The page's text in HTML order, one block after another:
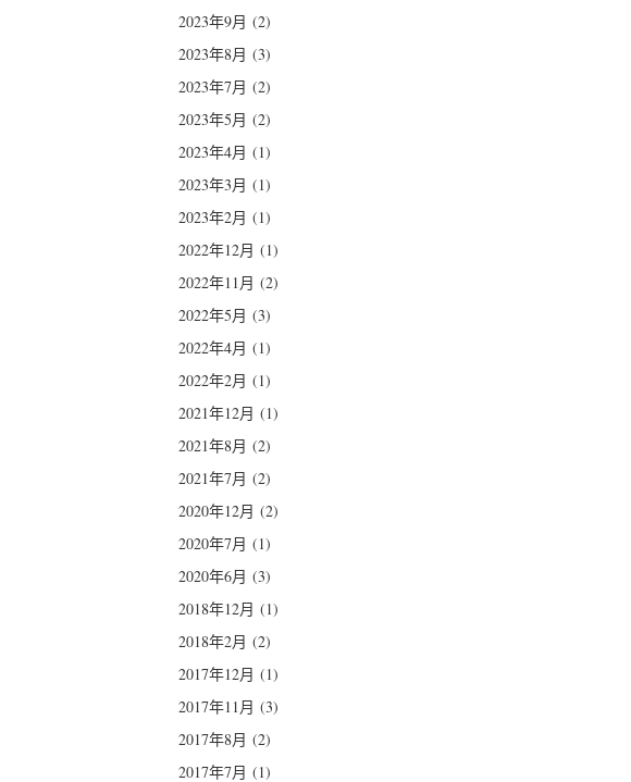
2023年9月 (2)
2023年8月 (3)
2023年7月 (2)
2023年5月 (2)
2023年4月 (1)
2023年3月 (1)
2023年2月 (1)
2022年12月 (1)
2022年11月 (2)
2022年5月 (3)
2022年4月 (1)
2022年2月 (1)
2021年12月 (1)
2021年8月 (2)
2021年7月 (2)
2020年12月 (2)
2020年7月 (1)
2020年6月 (3)
2018年12月 (1)
2018年2月 (2)
2017年12月 (1)
2017年11月 (3)
2017年8月 (2)
2017年7月 (1)